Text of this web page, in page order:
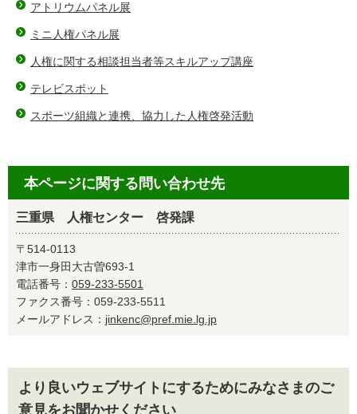
アトリウムパネル展
ミニ人権パネル展
人権に関する相談担当者等スキルアップ講座
テレビスポット
スポーツ組織と連携、協力した人権啓発活動
本ページに関する問い合わせ先
三重県 人権センター 啓発課
〒514-0113
津市一身田大古曽693-1
電話番号： 059-233-5501
ファクス番号：059-233-5511
メールアドレス： jinkenc@pref.mie.lg.jp
より良いウェブサイトにするためにみなさまのご
意見をお聞かせください